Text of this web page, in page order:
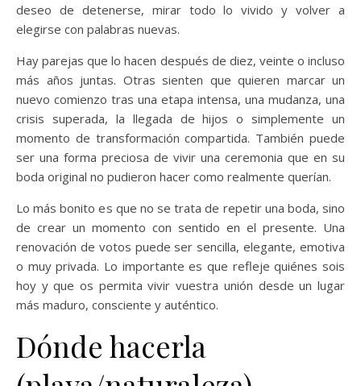
deseo de detenerse, mirar todo lo vivido y volver a
elegirse con palabras nuevas.
Hay parejas que lo hacen después de diez, veinte o incluso
más años juntas. Otras sienten que quieren marcar un
nuevo comienzo tras una etapa intensa, una mudanza, una
crisis superada, la llegada de hijos o simplemente un
momento de transformación compartida. También puede
ser una forma preciosa de vivir una ceremonia que en su
boda original no pudieron hacer como realmente querían.
Lo más bonito es que no se trata de repetir una boda, sino
de crear un momento con sentido en el presente. Una
renovación de votos puede ser sencilla, elegante, emotiva
o muy privada. Lo importante es que refleje quiénes sois
hoy y que os permita vivir vuestra unión desde un lugar
más maduro, consciente y auténtico.
Dónde hacerla